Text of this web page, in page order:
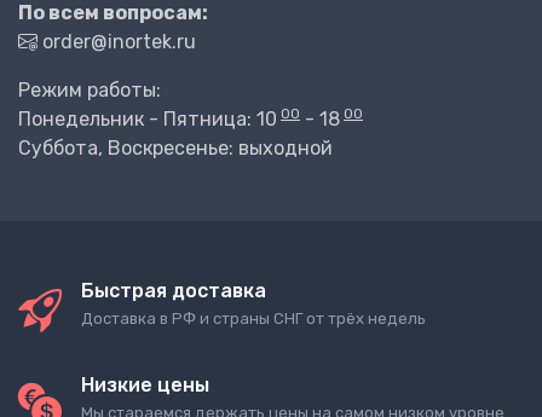
По всем вопросам:
order@inortek.ru
Режим работы:
Понедельник - Пятница: 10 00 - 18 00
Суббота, Воскресенье: выходной
Быстрая доставка
Доставка в РФ и страны СНГ от трёх недель
Низкие цены
Мы стараемся держать цены на самом низком уровне